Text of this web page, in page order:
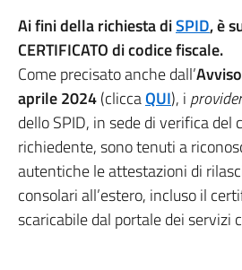
Ai fini della richiesta diSPID, è
CERTIFICATO di codice fiscale.
Come precisato anche dall’
aprile 2024(cliccaQUI), i
dello SPID, in sede di verifica del
richiedente, sono tenuti a
autentiche le attestazioni di
consolari all’estero, incluso il
scaricabile dal portale dei servizi